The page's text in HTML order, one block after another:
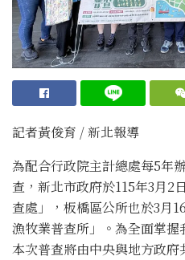
記者黃俊育 / 新北報導
為配合行政院主計總處每5年
查，新北市政府於115年3月2
查處」，板橋區公所也於3月
漁牧業普查所」。為全面掌握
本次普查將由中央與地方政